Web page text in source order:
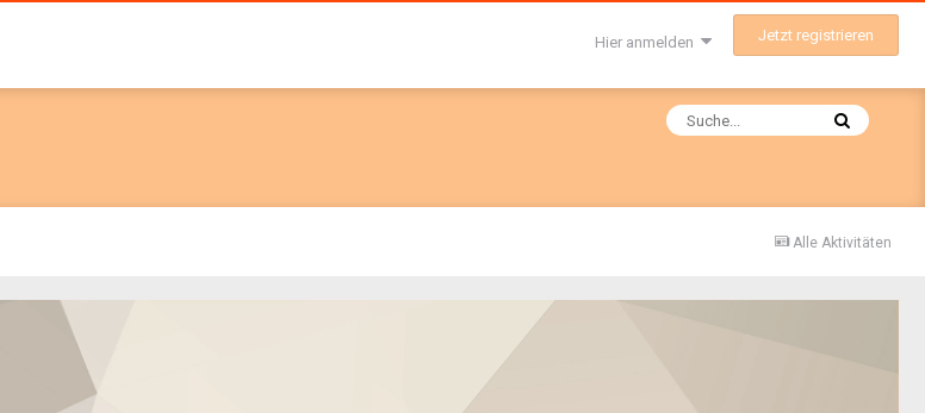
Hier anmelden Jetzt registrieren
Alle Aktivitäten